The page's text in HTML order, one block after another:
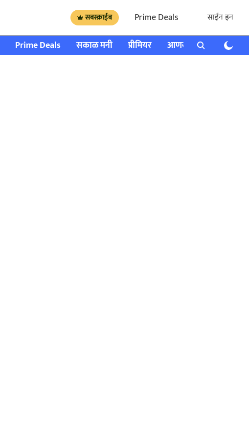
सबस्क्राईब Prime Deals साईन इन
Prime Deals सकाळ मनी प्रीमियर आणखी राशी भविष्य